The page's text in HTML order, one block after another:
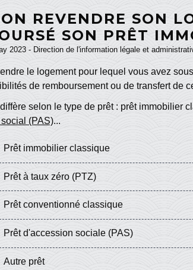
REVENDRE SON
SON PRÊT
2023 - Direction de l'information légale et
le logement pour lequel vous avez
de remboursement ou de transfert de
selon le type de prêt : prêt immobilier
(PAS)...
Prêt immobilier classique
Prêt à taux zéro (PTZ)
Prêt conventionné classique
Prêt d'accession sociale (PAS)
Autre prêt